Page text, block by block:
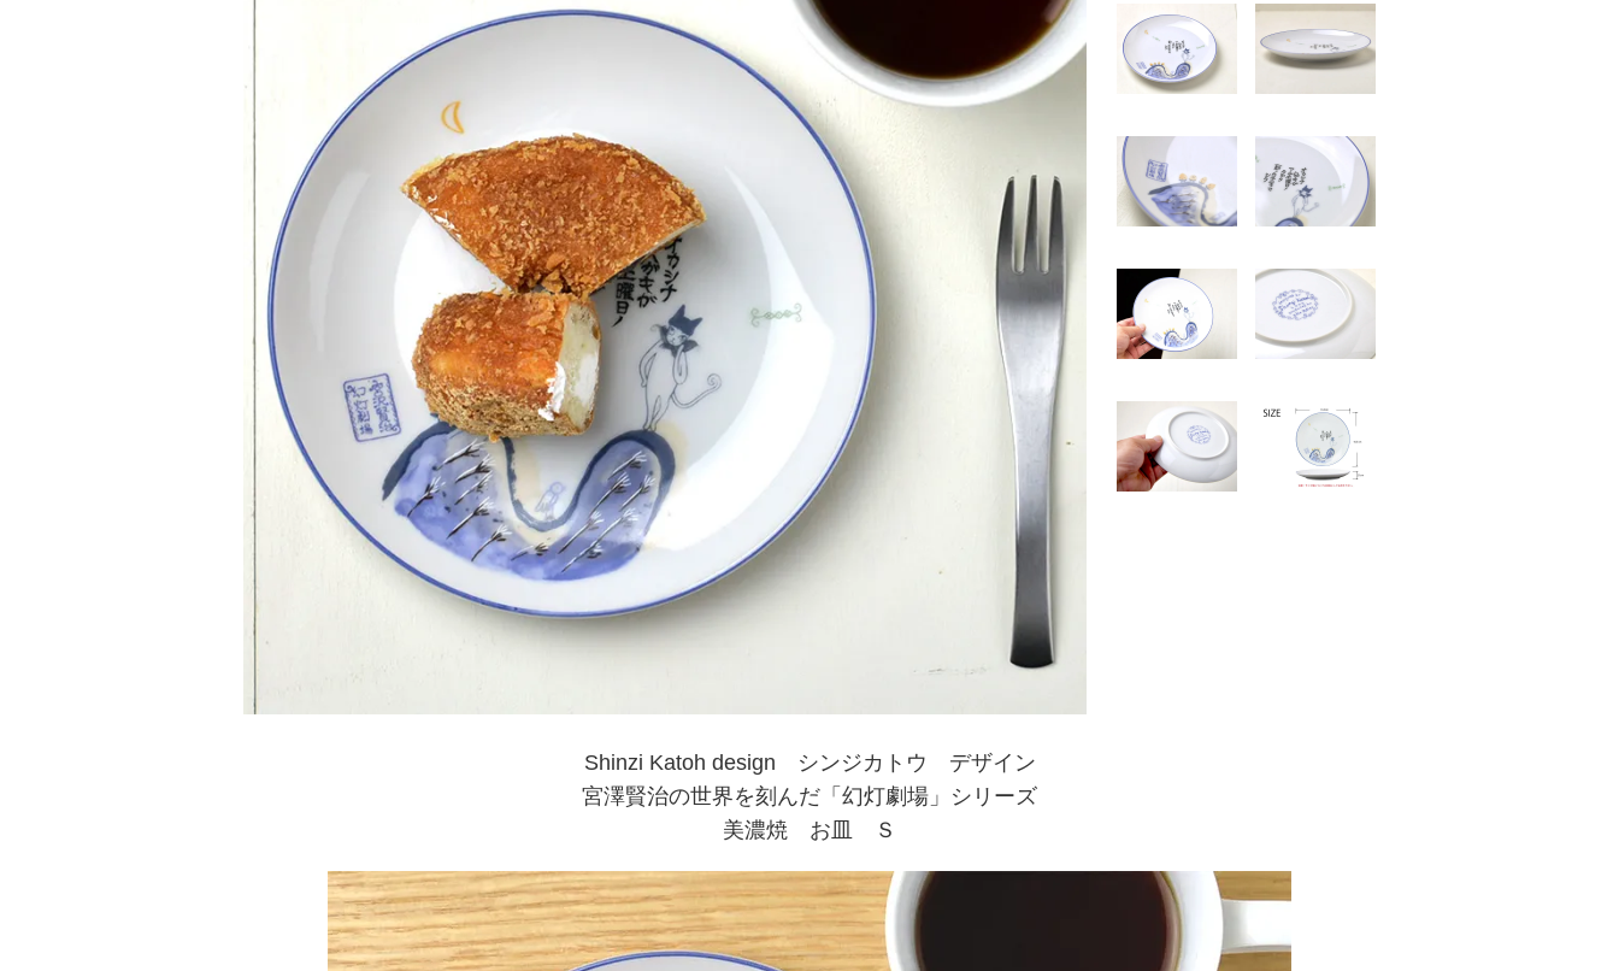
Shinzi Katoh design シンジカトウ デザイン
宮澤賢治の世界を刻んだ「幻灯劇場」シリーズ
美濃焼 お皿 Ｓ